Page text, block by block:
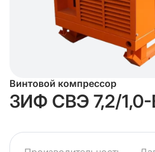
Винтовой компрессор
ЗИФ СВЭ 7,2/1,0-